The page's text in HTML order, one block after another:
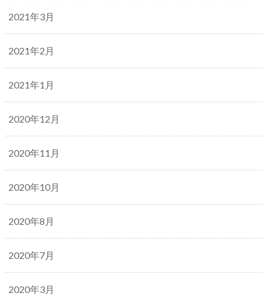
2021年3月
2021年2月
2021年1月
2020年12月
2020年11月
2020年10月
2020年8月
2020年7月
2020年3月